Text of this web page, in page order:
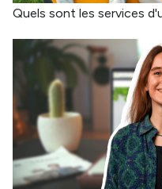
Quels sont les services